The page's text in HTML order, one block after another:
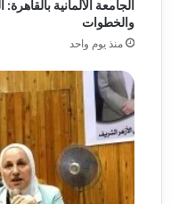
الجامعة الألمانية
والخطوات
منذ يوم واحد